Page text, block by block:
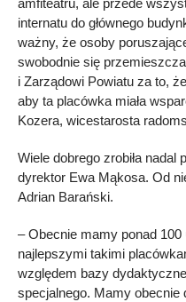
amfiteatru, ale przede
internatu do głównego
ważny, że osoby
swobodnie się
i Zarządowi Powiatu za to,
aby ta placówka miała
Kozera, wicestarosta
Wiele dobrego zrobiła nadal
dyrektor Ewa Mąkosa. Od
Adrian Barański.
– Obecnie mamy ponad
najlepszymi takimi
względem bazy
specjalnego. Mamy obecnie